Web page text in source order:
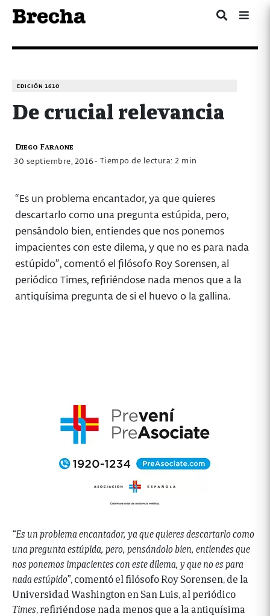
EDICIÓN 1610
De crucial relevancia
Diego Faraone
30 septiembre, 2016- Tiempo de lectura: 2 min
“Es un problema encantador, ya que quieres
descartarlo como una pregunta estúpida, pero,
pensándolo bien, entiendes que nos ponemos
impacientes con este dilema, y que no es para nada
estúpido”, comentó el filósofo Roy Sorensen, al
periódico Times, refiriéndose nada menos que a la
antiquísima pregunta de si el huevo o la gallina.
“Es un problemaencantador, ya que quieres descartarlo como
una pregunta estúpida, pero, pensándolo bien, entiendes que
nos ponemos impacientes con este dilema, y que no es para
nada estúpido” , comentó el filósofo Roy Sorensen, de la
Universidad Washington en San Luis, al periódico
Times , refiriéndose nada menos que a la antiquísima